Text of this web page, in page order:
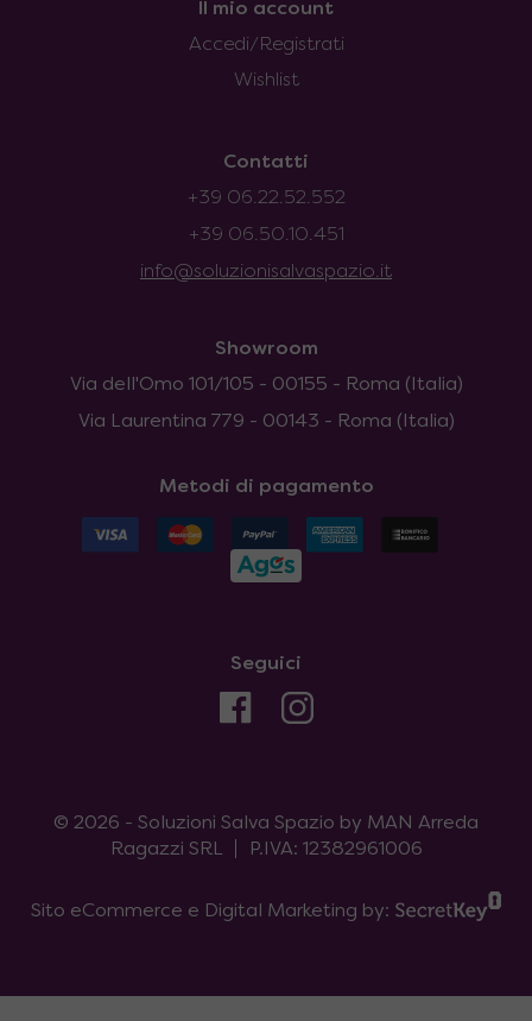
Il mio account
Accedi/Registrati
Wishlist
Contatti
+39 06.22.52.552
+39 06.50.10.451
info@soluzionisalvaspazio.it
Showroom
Via dell'Omo 101/105 - 00155 - Roma (Italia)
Via Laurentina 779 - 00143 - Roma (Italia)
Metodi di pagamento
Seguici
© 2026 - Soluzioni Salva Spazio by MAN Arreda
Ragazzi SRL
P.IVA: 12382961006
Sito eCommerce e Digital Marketing by: